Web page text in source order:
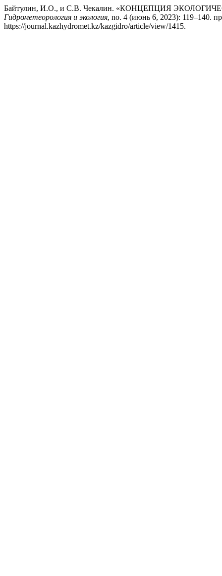
Байтулин, И.О., и С.В. Чекалин. «КОНЦЕПЦИЯ
Гидрометеорология и экология, no. 4 (июнь 6, 2023): 119–140.
https://journal.kazhydromet.kz/kazgidro/article/view/1415.